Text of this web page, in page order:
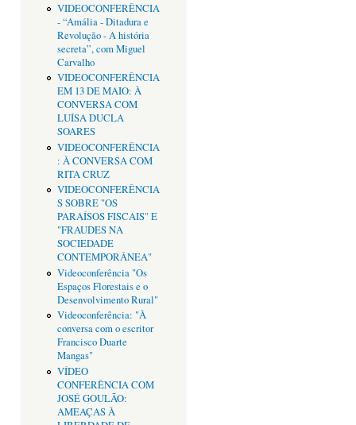
VIDEOCONFERÊNCIA
- “Amália - Ditadura e
Revolução - A história
secreta”, com Miguel
Carvalho
VIDEOCONFERÊNCIA
EM 13 DE MAIO: À
CONVERSA COM
LUÍSA DUCLA
SOARES
VIDEOCONFERÊNCIA
: À CONVERSA COM
RITA CRUZ
VIDEOCONFERÊNCIA
S SOBRE "OS
PARAÍSOS FISCAIS" E
"FRAUDES NA
SOCIEDADE
CONTEMPORÂNEA"
Videoconferência "Os
Espaços Florestais e o
Desenvolvimento Rural"
Videoconferência: "À
conversa com o escritor
Francisco Duarte
Mangas"
VÍDEO
CONFERÊNCIA COM
JOSÉ GOULÃO:
AMEAÇAS À